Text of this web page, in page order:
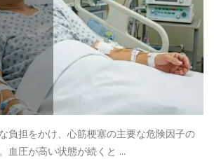
）
負担をかけ、心筋梗塞の主要な危険因子の
血圧が高い状態が続くと …